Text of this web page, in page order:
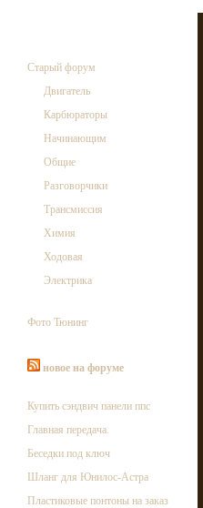
Старый форум
Двигатель
Карбюраторы
Начинающим
Общие
Разговорчики
Трансмиссия
Химия
Ходовая
Электрика
Фото Тюнинг
новое на форуме
Купить сэндвич панели ппс
Главная передача.
Беседки под ключ
Шланг для Юнилос-Астра
Пластиковые понтоны на заказ